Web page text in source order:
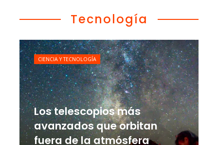
Tecnología
Los telescopios más
avanzados que orbitan
fuera de la atmósfera
CIENCIA Y TECNOLOGÍA